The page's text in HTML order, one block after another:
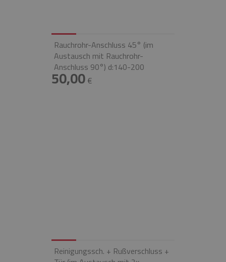
Rauchrohr-Anschluss 45° (im
Austausch mit Rauchrohr-
Anschluss 90°) d:140-200
50,00€
Reinigungssch. + Rußverschluss +